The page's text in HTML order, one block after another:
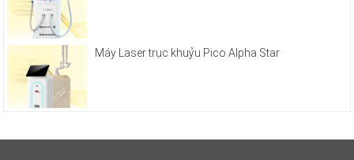
Máy Laser trục khuỷu Pico Alpha Star